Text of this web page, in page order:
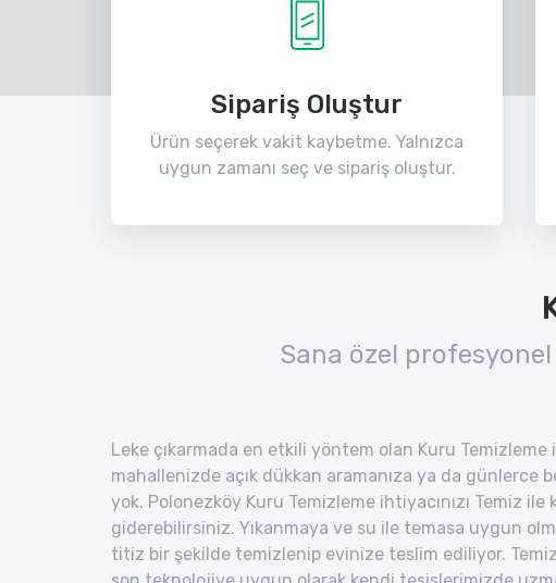
Sipariş Oluştur
Ürün seçerek vakit kaybetme. Yalnızca
uygun zamanı seç ve sipariş oluştur.
Sana özel
Leke çıkarmada en etkili yöntem olan Kuru Temizleme
mahallenizde açık dükkan aramanıza ya da günlerce
yok. Polonezköy Kuru Temizleme ihtiyacınızı Temiz ile
giderebilirsiniz. Yıkanmaya ve su ile temasa uygun
titiz bir şekilde temizlenip evinize teslim ediliyor.